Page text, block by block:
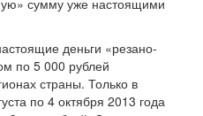
деньги «резано-
по 5 000 рублей
страны. Только в
по 4 октября 2013 года